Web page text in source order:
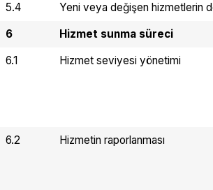
5.4
Yeni veya değişen hizmetlerin
6
Hizmet sunma süreci
6.1
Hizmet seviyesi yönetimi
6.2
Hizmetin raporlanması